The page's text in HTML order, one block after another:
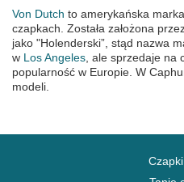
Von Dutch to amerykańska
czapkach. Została założona
jako "Holenderski”, stąd nazwa
w Los Angeles , ale sprzedaje na
popularność w Europie. W
modeli.